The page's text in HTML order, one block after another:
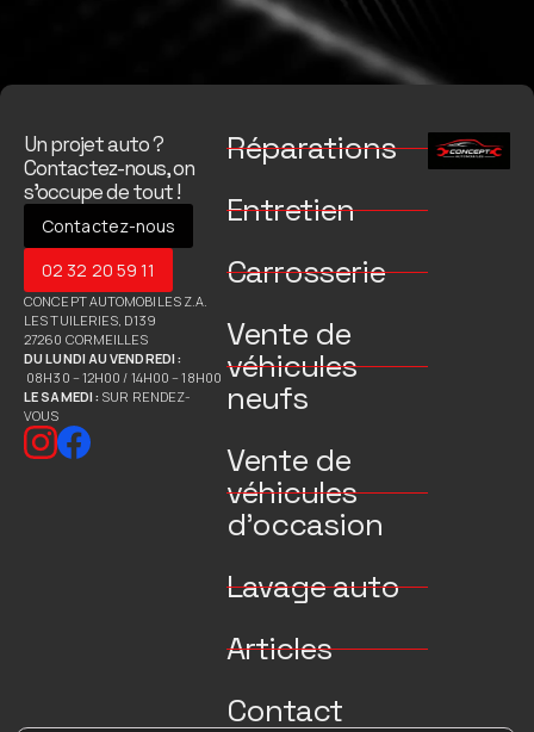
Un projet auto ?
Contactez-nous, on
s’occupe de tout !
Contactez-nous
02 32 20 59 11
CONCEPT AUTOMOBILES Z.A.
LES TUILERIES, D139
27260 CORMEILLES
DU LUNDI AU VENDREDI :
08H30 – 12H00 / 14H00 – 18H00
LE SAMEDI : SUR RENDEZ-
VOUS
Réparations
Entretien
Carrosserie
Vente de
véhicules
neufs
Vente de
véhicules
d’occasion
Lavage auto
Articles
Contact